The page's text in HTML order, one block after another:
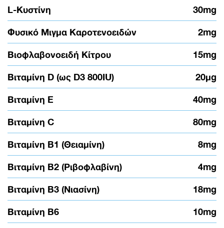
L-Κυστίνη 30mg
Φυσικό Μιγμα Καροτενοειδών 2mg
Βιοφλαβονοειδή Κίτρου 15mg
Βιταμίνη D (ως D3 800IU) 20μg
Βιταμίνη E 40mg
Βιταμίνη C 80mg
Βιταμίνη B1 (Θειαμίνη) 8mg
Βιταμίνη B2 (Ριβοφλαβίνη) 4mg
Βιταμίνη B3 (Νιασίνη) 18mg
Βιταμίνη B6 10mg